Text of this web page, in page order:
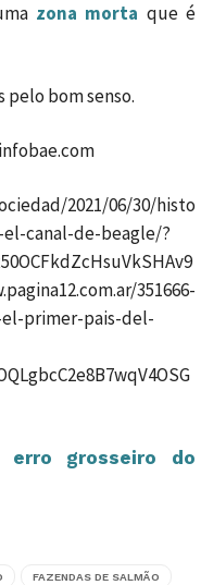
zona morta que é
pelo bom senso.
2021/06/30/histo
canal-de-beagle/?
351666-
primer-pais-del-
erro grosseiro do
FAZENDAS DE SALMÃO